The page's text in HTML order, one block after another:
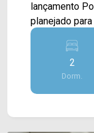
lançamento
planejado
excelente
oportunidade
investir em
O
62M² e
2
Dorm.